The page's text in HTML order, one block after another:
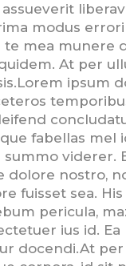
modus
te mea munere
At per
Lorem ipsum
fabellas mel
summo viderer.
dolore nostro,
fuisset sea.
pericula,
ius id. Ea
docendi.At